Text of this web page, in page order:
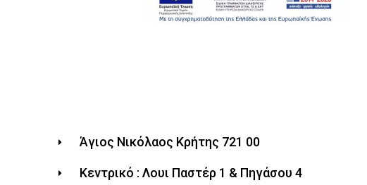
Άγιος Νικόλαος Κρήτης 721 00
Κεντρικό : Λουι Παστέρ 1 & Πηγάσου 4